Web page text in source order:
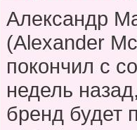
Александр
(Alexander
покончил с
недель
бренд будет